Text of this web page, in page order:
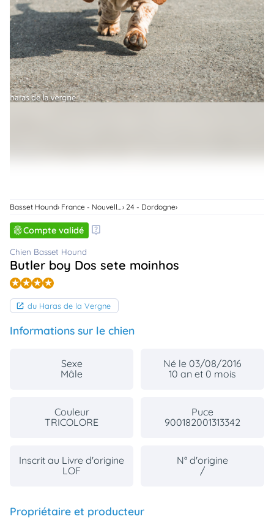
Connexion
Basset Hound 24 - Dordogne
Compte validé
Chien Basset Hound
Butler boy Dos sete moinhos
du Haras de la Vergne
Informations sur le chien
Sexe
Mâle
Né le 03/08/2016
10 an et 0 mois
Couleur
TRICOLORE
Puce
900182001313342
Inscrit au Livre d'origine
LOF
N° d'origine
/
Propriétaire et producteur